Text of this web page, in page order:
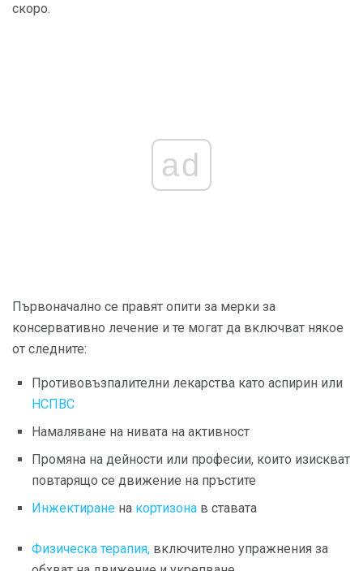
скоро.
ad
Първоначално се правят опити за мерки за
консервативно лечение и те могат да включват някое
от следните:
Противовъзпалителни лекарства като аспирин или
НСПВС
Намаляване на нивата на активност
Промяна на дейности или професии, които изискват
повтарящо се движение на пръстите
Инжектиране на кортизона в ставата
Физическа терапия, включително упражнения за